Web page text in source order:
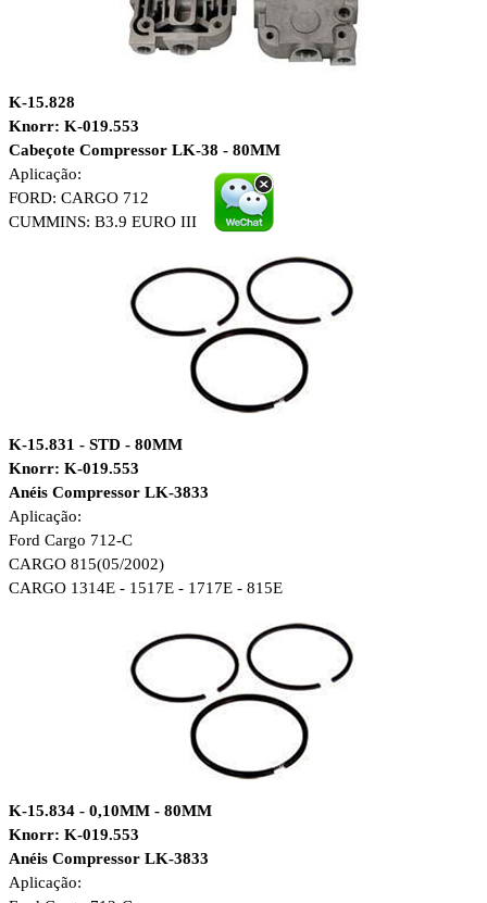
K-15.828
Knorr: K-019.553
Cabeçote Compressor LK-38 - 80MM
Aplicação:
FORD: CARGO 712
CUMMINS: B3.9 EURO III
K-15.831 - STD - 80MM
Knorr: K-019.553
Anéis Compressor LK-3833
Aplicação:
Ford Cargo 712-C
CARGO 815(05/2002)
CARGO 1314E - 1517E - 1717E - 815E
K-15.834 - 0,10MM - 80MM
Knorr: K-019.553
Anéis Compressor LK-3833
Aplicação: